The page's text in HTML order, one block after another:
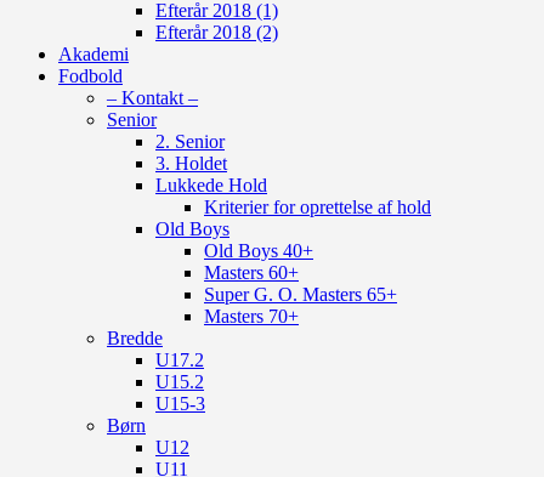
Efterår 2018 (1)
Efterår 2018 (2)
Akademi
Fodbold
– Kontakt –
Senior
2. Senior
3. Holdet
Lukkede Hold
Kriterier for oprettelse af hold
Old Boys
Old Boys 40+
Masters 60+
Super G. O. Masters 65+
Masters 70+
Bredde
U17.2
U15.2
U15-3
Børn
U12
U11